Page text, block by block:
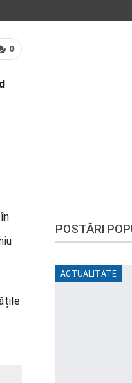
0
POSTĂRI
ACTUALITATE